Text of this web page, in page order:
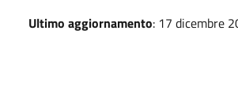
Ultimo aggiornamento: 17 dicembre